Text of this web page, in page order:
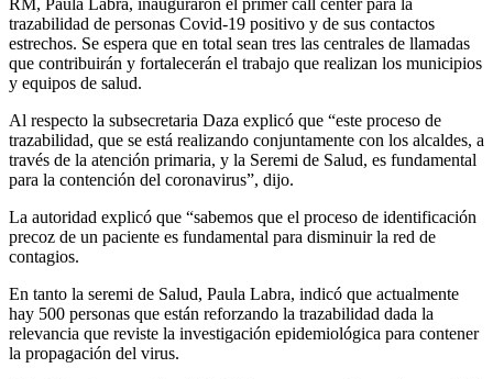
trazabilidad de personas Covid-19 positivo y de sus contactos
estrechos. Se espera que en total sean tres las centrales de llamadas
que contribuirán y fortalecerán el trabajo que realizan los municipios
y equipos de salud.
Al respecto la subsecretaria Daza explicó que “este proceso de
trazabilidad, que se está realizando conjuntamente con los alcaldes, a
través de la atención primaria, y la Seremi de Salud, es fundamental
para la contención del coronavirus”, dijo.
La autoridad explicó que “sabemos que el proceso de identificación
precoz de un paciente es fundamental para disminuir la red de
contagios.
En tanto la seremi de Salud, Paula Labra, indicó que actualmente
hay 500 personas que están reforzando la trazabilidad dada la
relevancia que reviste la investigación epidemiológica para contener
la propagación del virus.